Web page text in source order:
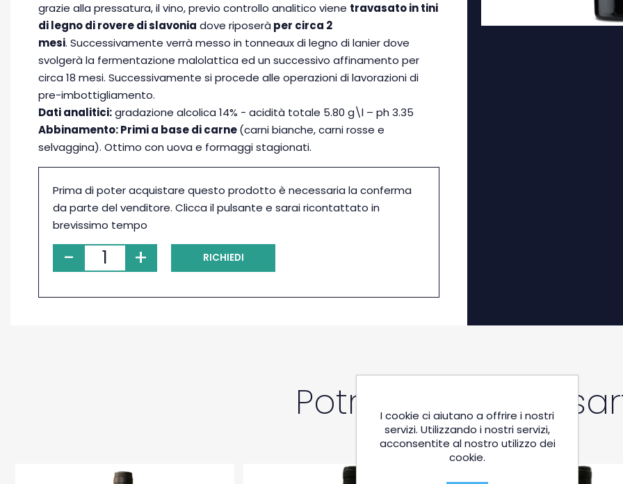
grazie alla pressatura, il vino, previo controllo analitico viene travasato in tini
di legno di rovere di slavonia dove riposerà per circa 2
mesi. Successivamente verrà messo in tonneaux di legno di lanier dove
svolgerà la fermentazione malolattica ed un successivo affinamento per
circa 18 mesi. Successivamente si procede alle operazioni di lavorazioni di
pre-imbottigliamento.
Dati analitici:gradazione alcolica 14% - acidità totale 5.80 g\l – ph 3.35
Abbinamento: Primi a base di carne(carni bianche, carni rosse e
selvaggina). Ottimo con uova e formaggi stagionati.
Prima di poter acquistare questo prodotto è necessaria la conferma
da parte del venditore. Clicca il pulsante e sarai ricontattato in
brevissimo tempo
- + RICHIEDI
PotrebbeI cookie ci aiutano a offrire i nostri
servizi. Utilizzando i nostri servizi,
acconsentite al nostro utilizzo dei
cookie.